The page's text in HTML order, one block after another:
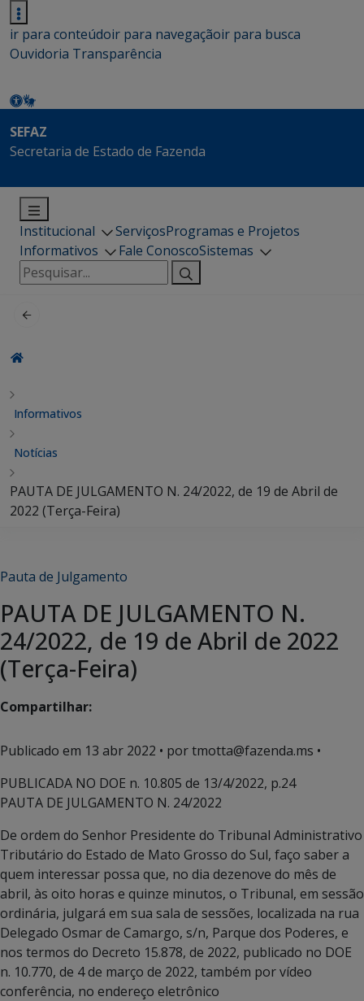
ir para conteúdoir para navegaçãoir para busca
Ouvidoria Transparência
SEFAZ
Secretaria de Estado de Fazenda
Institucional ServiçosProgramas e Projetos
Informativos
Fale ConoscoSistemas
Pesquisar
por:
Informativos
Notícias
PAUTA DE JULGAMENTO N. 24/2022, de 19 de Abril de
2022 (Terça-Feira)
Pauta de Julgamento
PAUTA DE JULGAMENTO N.
24/2022, de 19 de Abril de 2022
(Terça-Feira)
Compartilhar:
Publicado em 13 abr 2022 • por tmotta@fazenda.ms •
PUBLICADA NO DOE n. 10.805 de 13/4/2022, p.24
PAUTA DE JULGAMENTO N. 24/2022
De ordem do Senhor Presidente do Tribunal Administrativo
Tributário do Estado de Mato Grosso do Sul, faço saber a
quem interessar possa que, no dia dezenove do mês de
abril, às oito horas e quinze minutos, o Tribunal, em sessão
ordinária, julgará em sua sala de sessões, localizada na rua
Delegado Osmar de Camargo, s/n, Parque dos Poderes, e
nos termos do Decreto 15.878, de 2022, publicado no DOE
n. 10.770, de 4 de março de 2022, também por vídeo
conferência, no endereço eletrônico